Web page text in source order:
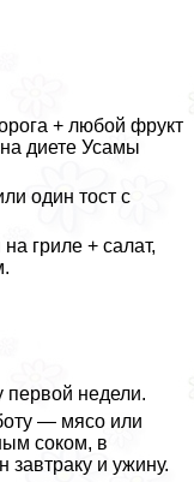
+ любой фрукт
диете Усамы
один тост с
гриле + салат,
первой недели.
— мясо или
соком, в
завтpaку и ужину.